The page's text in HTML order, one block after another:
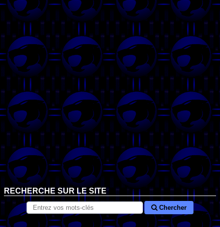
RECHERCHE SUR LE SITE
Chercher